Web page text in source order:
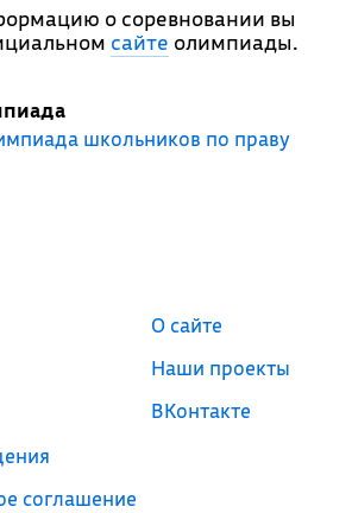
о соревновании вы
сайте олимпиады.
школьников по праву
соглашение
О сайте
Наши проекты
ВКонтакте